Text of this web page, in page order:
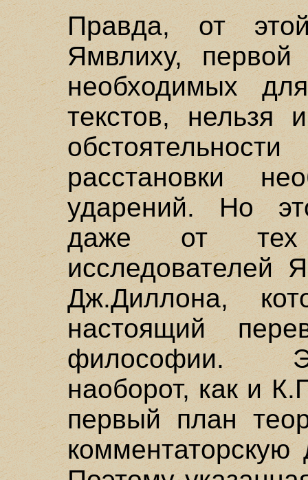
Правда, от
Ямвлиху,
необходимых
текстов, нельзя
расстановки
ударений. Но
даже от тех
исследователей
Дж.Диллона,
настоящий
философии.
наоборот, как и
первый план
комментаторскую